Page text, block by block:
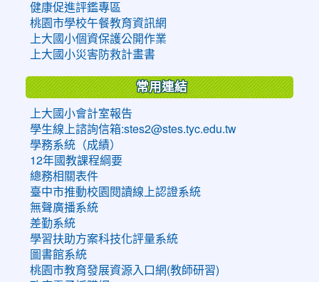
健康促進評鑑專區
桃園市學校午餐教育資訊網
上大國小個資保護公開作業
上大國小災害防救計畫書
常用連結
上大國小會計室報告
學生線上諮詢信箱:stes2@stes.tyc.edu.tw
學務系統（成績）
12年國教課程綱要
總務相關表件
臺中市推動校園閱讀線上認證系統
無聲廣播系統
差勤系統
學習扶助方案科技化評量系統
圖書館系統
桃園市教育發展資源入口網(教師研習)